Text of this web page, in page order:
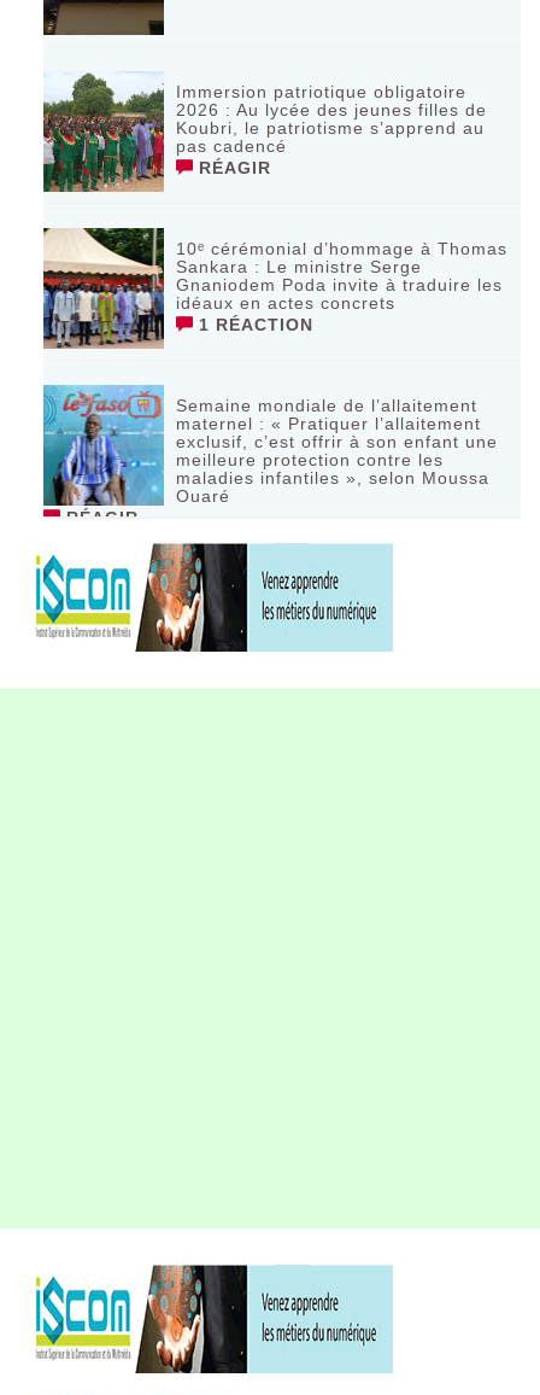
Immersion patriotique obligatoire
2026 : Au lycée des jeunes filles de
Koubri, le patriotisme s’apprend au
pas cadencé
RÉAGIR
10ᵉ cérémonial d’hommage à Thomas
Sankara : Le ministre Serge
Gnaniodem Poda invite à traduire les
idéaux en actes concrets
1 RÉACTION
Semaine mondiale de l’allaitement
maternel : « Pratiquer l’allaitement
exclusif, c’est offrir à son enfant une
meilleure protection contre les
maladies infantiles », selon Moussa
Ouaré
RÉAGIR